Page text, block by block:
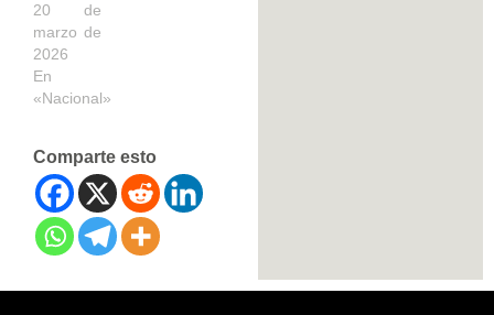
20 de
marzo de
2026
En
«Nacional»
Comparte esto